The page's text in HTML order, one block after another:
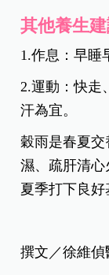
其他養生
1.作息：早睡
2.運動：快走
汗為宜。
穀雨是春夏
濕、疏肝清
夏季打下良好
撰文／徐維偵